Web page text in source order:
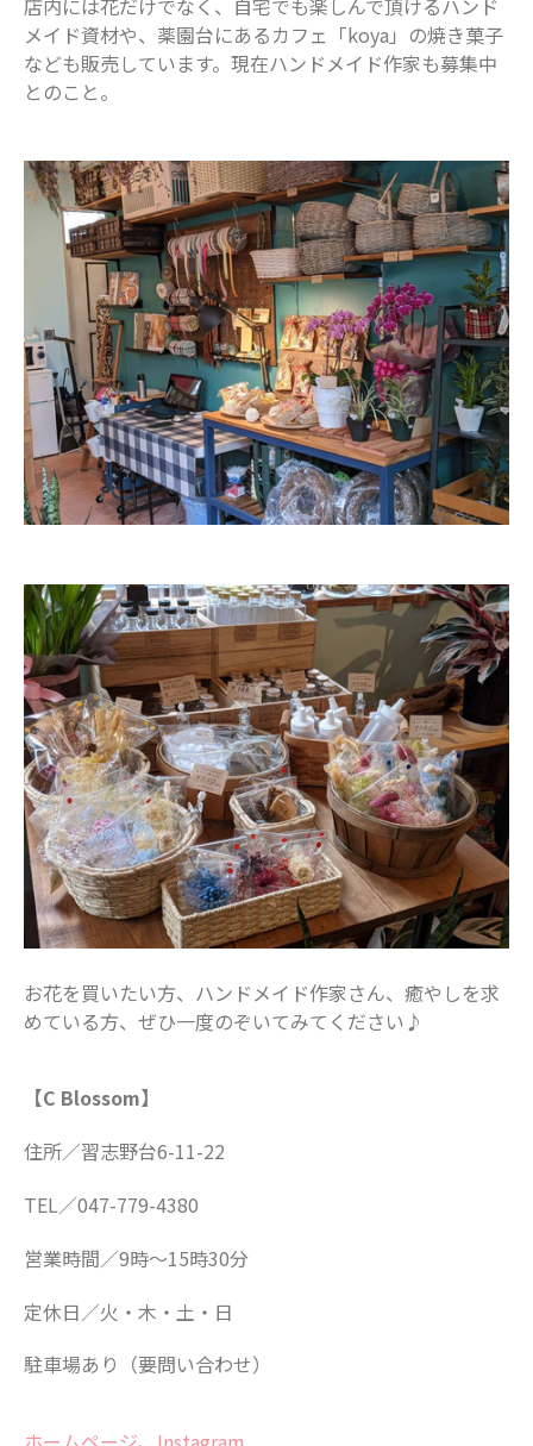
店内には花だけでなく、自宅でも楽しんで頂けるハンド
メイド資材や、薬園台にあるカフェ「koya」の焼き菓子
なども販売しています。現在ハンドメイド作家も募集中
とのこと。
お花を買いたい方、ハンドメイド作家さん、癒やしを求
めている方、ぜひ一度のぞいてみてください♪
【C Blossom】
住所／習志野台6-11-22
TEL／047-779-4380
営業時間／9時〜15時30分
定休日／火・木・土・日
駐車場あり（要問い合わせ）